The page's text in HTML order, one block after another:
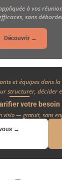
à vos
sans
Découvrir →
et équipes dans
structurer, décider
votre besoin
visio — gratuit, sans
→